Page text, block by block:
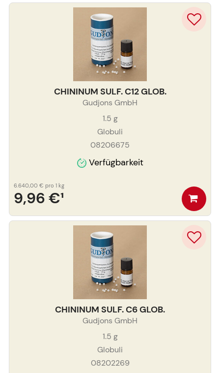
CHININUM SULF. C12 GLOB.
Gudjons GmbH
1.5 g
Globuli
08206675
Verfügbarkeit
9,96 €¹
6.640,00 € pro 1 kg
CHININUM SULF. C6 GLOB.
Gudjons GmbH
1.5 g
Globuli
08202269